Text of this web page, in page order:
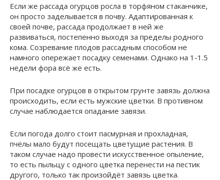
Если же рассада огурцов росла в торфяном стаканчике,
он просто заделывается в почву. Адаптированная к
своей почве, рассада продолжает в ней же
развиваться, постепенно выходя за пределы родного
кома. Созревание плодов рассадным способом не
намного опережает посадку семенами. Однако на 1-1.5
недели фора всё же есть.
При посадке огурцов в открытом грунте завязь должна
происходить, если есть мужские цветки. В противном
случае наблюдается опадание завязи.
Если погода долго стоит пасмурная и прохладная,
пчёлы мало будут посещать цветущие растения. В
таком случае надо провести искусственное опыление,
то есть пыльцу с одного цветка перенести на пестик
другого, только так произойдёт завязь цветка.